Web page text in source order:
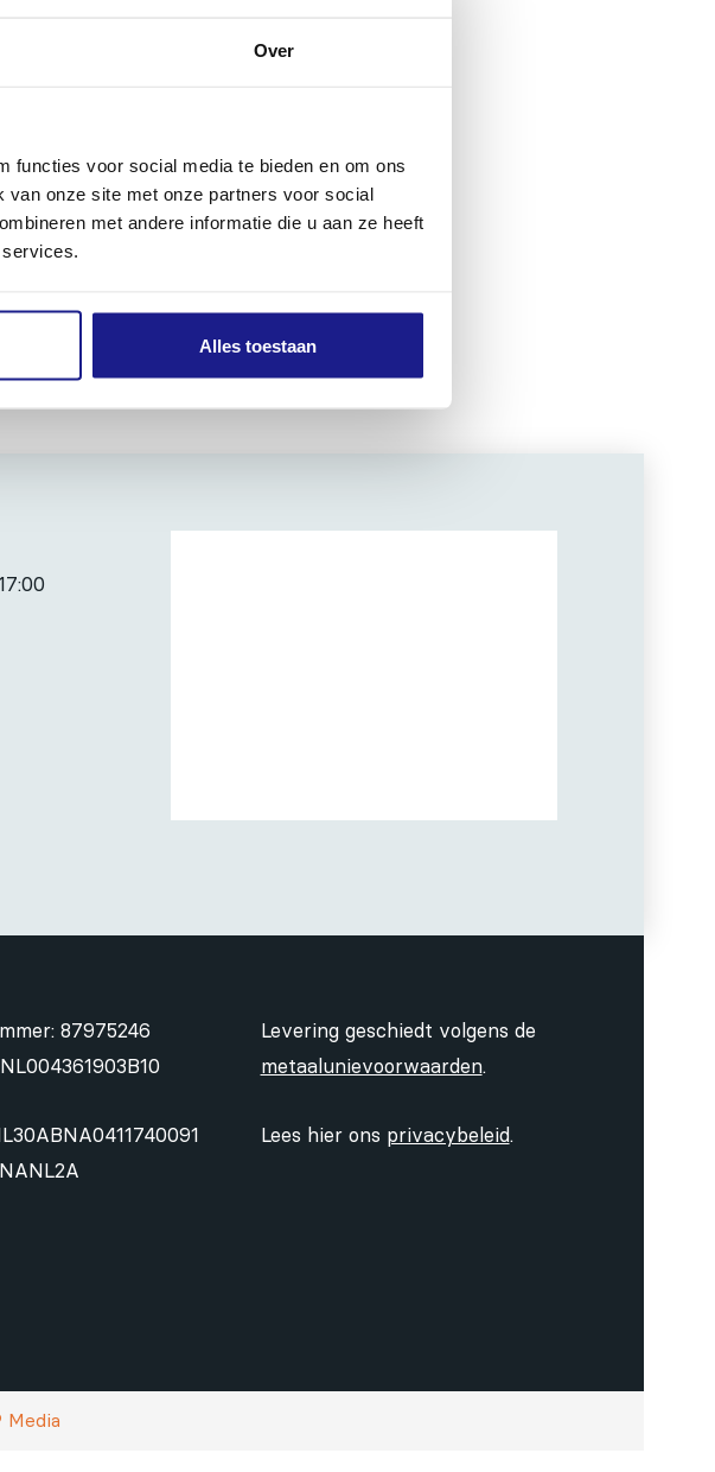
Over
functies voor social media te bieden en om ons
onze site met onze partners voor social
met andere informatie die u aan ze heeft
Alles toestaan
levensduur, hoge snijprestaties en
het doorslijpen van gewapend
van 350 mm is compatibel met
87975246
Levering geschiedt volgens de
metaalunievoorwaarden.
Lees hier ons privacybeleid.
Media